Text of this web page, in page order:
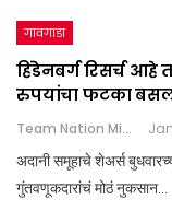
गावगाडा
हिंडेनबर्ग रिसर्च आहे
रुपयांचा फटका
Team Nation Mic
अदानी समूहाचे शेअर्स
गुंतवणूकदारांचं मोठं नुकसान…